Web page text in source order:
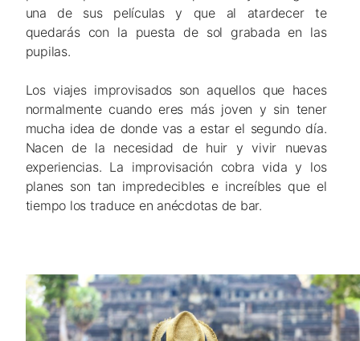
una de sus películas y que al atardecer te
quedarás con la puesta de sol grabada en las
pupilas.
Los viajes improvisados son aquellos que haces
normalmente cuando eres más joven y sin tener
mucha idea de donde vas a estar el segundo día.
Nacen de la necesidad de huir y vivir nuevas
experiencias. La improvisación cobra vida y los
planes son tan impredecibles e increíbles que el
tiempo los traduce en anécdotas de bar.